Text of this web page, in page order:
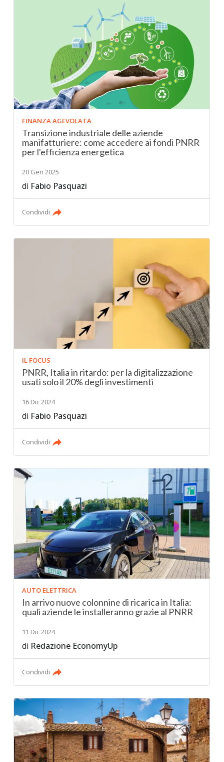
FINANZA AGEVOLATA
Transizione industriale delle aziende
manifatturiere: come accedere ai fondi PNRR
per l'efficienza energetica
20 Gen 2025
di Fabio Pasquazi
Condividi
IL FOCUS
PNRR, Italia in ritardo: per la digitalizzazione
usati solo il 20% degli investimenti
16 Dic 2024
di Fabio Pasquazi
Condividi
AUTO ELETTRICA
In arrivo nuove colonnine di ricarica in Italia:
quali aziende le installeranno grazie al PNRR
11 Dic 2024
di Redazione EconomyUp
Condividi